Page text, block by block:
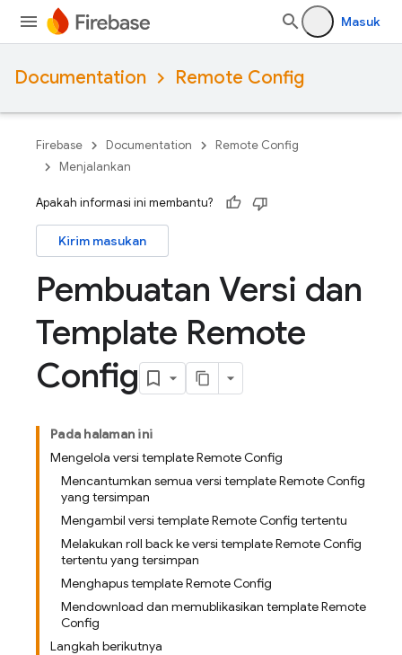
Masuk
Documentation Remote Config
Firebase Documentation
Remote Config
Menjalankan
Apakah informasi ini membantu?
Kirim masukan
Pembuatan Versi dan
Template Remote
Config
Pada halaman ini
Mengelola versi template Remote Config
Mencantumkan semua versi template Remote Config
yang tersimpan
Mengambil versi template Remote Config tertentu
Melakukan roll back ke versi template Remote Config
tertentu yang tersimpan
Menghapus template Remote Config
Mendownload dan memublikasikan template Remote
Config
Langkah berikutnya